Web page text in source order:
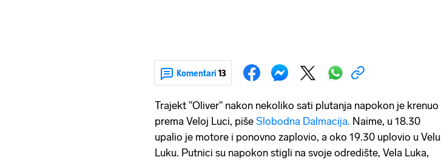
Komentari 13
Trajekt "Oliver" nakon nekoliko sati plutanja napokon je krenuo
prema Veloj Luci, piše Slobodna Dalmacija. Naime, u 18.30
upalio je motore i ponovno zaplovio, a oko 19.30 uplovio u Velu
Luku. Putnici su napokon stigli na svoje odredište, Vela Luka,